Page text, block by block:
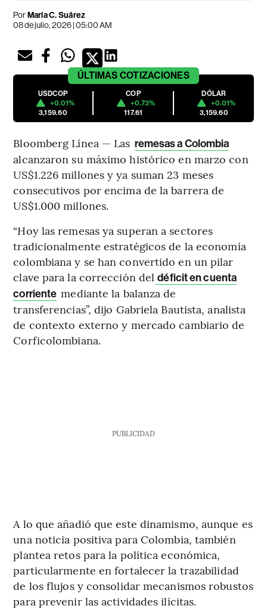
PorMaría C. Suárez
08 de julio, 2026 | 05:00 AM
ÚLTIMAS COTIZACIONES
USDCOP
+0.01%
3,159.60
COP
+0.73%
117.61
DÓLAR
+0.01%
3,159.60
Bloomberg Línea — Las remesas a Colombia
alcanzaron su máximo histórico en marzo con
US$1.226 millones y ya suman 23 meses
consecutivos por encima de la barrera de
US$1.000 millones.
“Hoy las remesas ya superan a sectores
tradicionalmente estratégicos de la economía
colombiana y se han convertido en un pilar
clave para la corrección del déficit en cuenta
corriente mediante la balanza de
transferencias”, dijo Gabriela Bautista, analista
de contexto externo y mercado cambiario de
Corficolombiana.
PUBLICIDAD
A lo que añadió que este dinamismo, aunque es
una noticia positiva para Colombia, también
plantea retos para la política económica,
particularmente en fortalecer la trazabilidad
de los flujos y consolidar mecanismos robustos
para prevenir las actividades ilícitas.